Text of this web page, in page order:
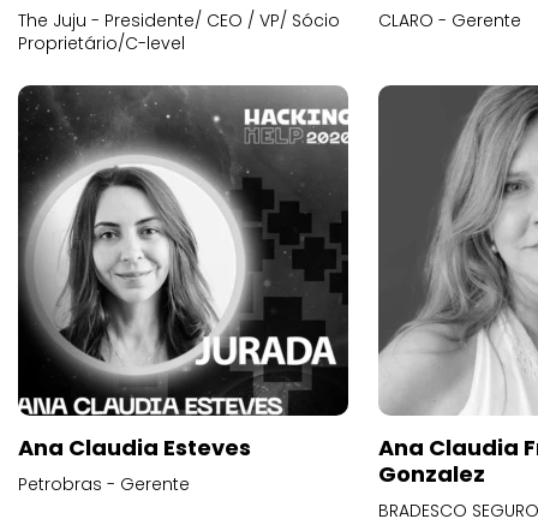
The Juju - Presidente/ CEO / VP/ Sócio
Proprietário/C-level
CLARO - Gerente
Ana Claudia Esteves
Petrobras - Gerente
Ana Claudia
Gonzalez
BRADESCO